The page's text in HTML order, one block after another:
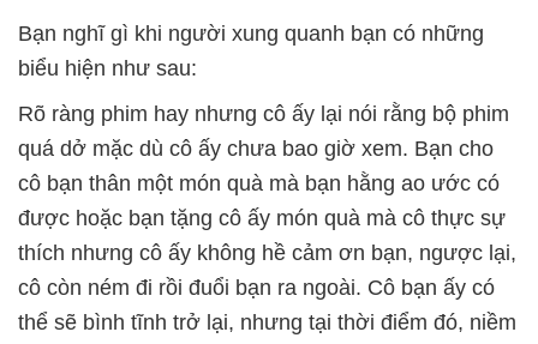
Bạn nghĩ gì khi người xung quanh bạn có những
biểu hiện như sau:
Rõ ràng phim hay nhưng cô ấy lại nói rằng bộ phim
quá dở mặc dù cô ấy chưa bao giờ xem. Bạn cho
cô bạn thân một món quà mà bạn hằng ao ước có
được hoặc bạn tặng cô ấy món quà mà cô thực sự
thích nhưng cô ấy không hề cảm ơn bạn, ngược lại,
cô còn ném đi rồi đuổi bạn ra ngoài. Cô bạn ấy có
thể sẽ bình tĩnh trở lại, nhưng tại thời điểm đó, niềm